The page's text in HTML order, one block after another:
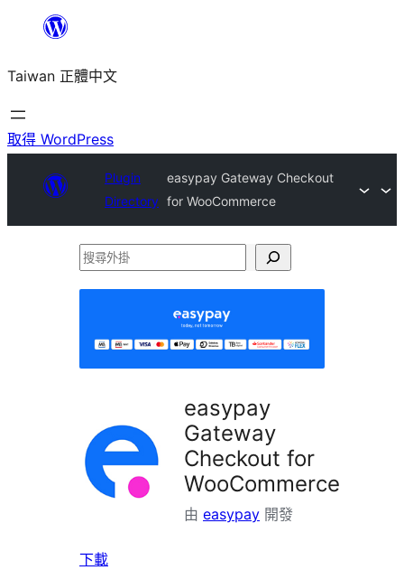
主
要
內
Taiwan 正體中文
取得 WordPress
Plugin
Directory
easypay Gateway Checkout
for WooCommerce
搜
easypay
Gateway
Checkout for
WooCommerce
由 easypay 開發
下載